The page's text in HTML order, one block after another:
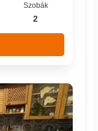
Szobák
2